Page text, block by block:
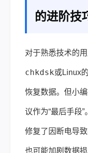
的进阶技
对于熟悉技术的
chkdsk或Linux的
恢复数据。但小
议作为“最后手段
修复了因断电导
也可能加剧数据损